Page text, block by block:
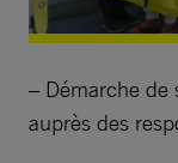
– Démarche de
auprès des